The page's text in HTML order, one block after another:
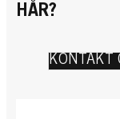
HÅR?
KONTAKT